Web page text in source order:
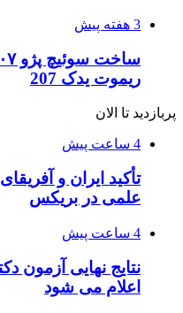
3 هفته پیش
ریموت یدک 207
پربازدید تا الان
4 ساعت پیش
تأکید ایران و
علمی در بریکس
4 ساعت پیش
اعلام می شود